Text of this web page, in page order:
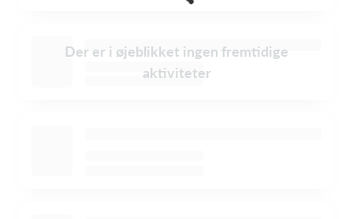
Der er i øjeblikket ingen fremtidige
aktiviteter